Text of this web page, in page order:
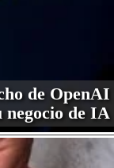
de OpenAI
negocio de IA